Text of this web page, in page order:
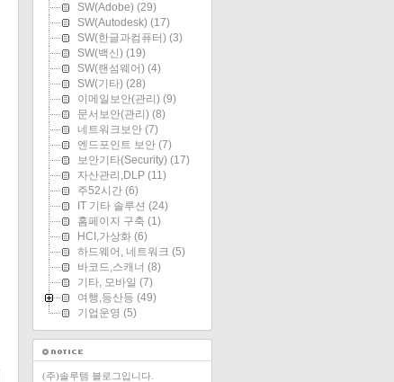
SW(Adobe) (29)
SW(Autodesk) (17)
SW(한글과컴퓨터) (3)
SW(백신) (19)
SW(랜섬웨어) (4)
SW(기타) (28)
이메일보안(관리) (9)
문서보안(관리) (8)
네트워크보안 (7)
엔드포인트 보안 (7)
보안기타(Security) (17)
자산관리,DLP (11)
주52시간 (6)
IT 기타 솔루션 (24)
홈페이지 구축 (1)
HCI,가상화 (6)
하드웨어, 네트워크 (5)
바코드,스캐너 (8)
기타, 모바일 (7)
여행,등산등 (49)
기업운영 (5)
(주)솔루템 블로그입니다.